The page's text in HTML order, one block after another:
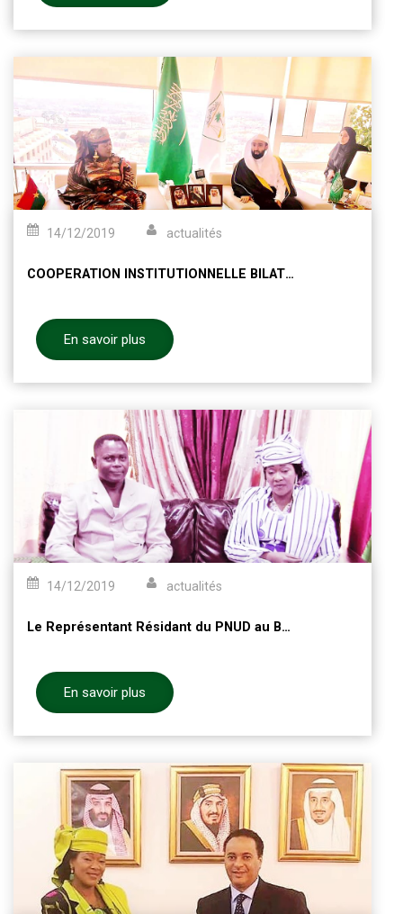
14/12/2019 actualités
COOPERATION INSTITUTIONNELLE BILATERALE ENTRE LE MÉDIATEUR DU FASO ET LE MÉDIATEUR DU ROYAUME D'ARABIE SAOUDITE
En savoir plus
14/12/2019 actualités
Le Représentant Résidant du PNUD au Burkina Faso en visite chez le Médiateur du Faso
En savoir plus